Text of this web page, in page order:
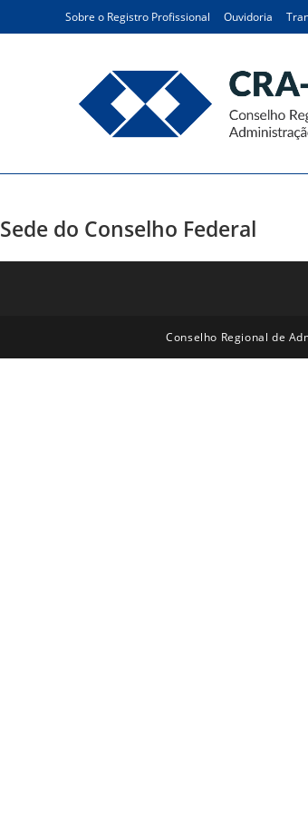
Sobre o Registro Profissional Ouvidoria
Sede do Conselho Federal
Conselho Regional de